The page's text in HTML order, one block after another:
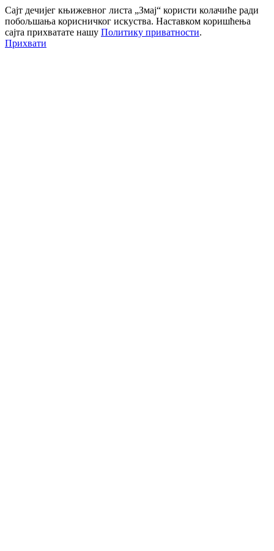
Сајт дечијег књижевног листа „Змај“ користи колачиће ради
побољшања корисничког искуства. Наставком коришћења
сајта прихватате нашу Политику приватности.
Прихвати